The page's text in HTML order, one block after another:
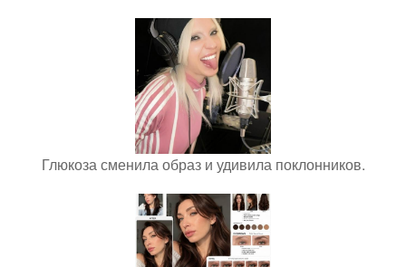
Глюкоза сменила образ и удивила поклонников.